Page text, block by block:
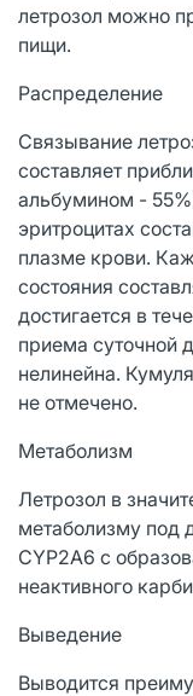
летрозол можно
пищи.
Распределение
Связывание
составляет
альбумином -
эритроцитах
плазме крови.
состояния
достигается в
приема суточной
нелинейна.
не отмечено.
Метаболизм
Летрозол в
метаболизму под
CYP2A6 с
неактивного
Выведение
Выводится